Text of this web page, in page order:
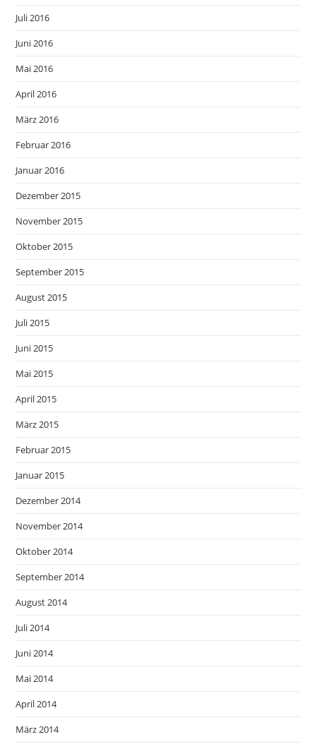
Juli 2016
Juni 2016
Mai 2016
April 2016
März 2016
Februar 2016
Januar 2016
Dezember 2015
November 2015
Oktober 2015
September 2015
August 2015
Juli 2015
Juni 2015
Mai 2015
April 2015
März 2015
Februar 2015
Januar 2015
Dezember 2014
November 2014
Oktober 2014
September 2014
August 2014
Juli 2014
Juni 2014
Mai 2014
April 2014
März 2014